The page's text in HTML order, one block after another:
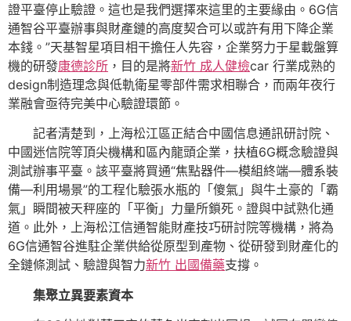
證平臺停止驗證。這也是我們選擇來這里的主要緣由。6G信
通智谷平臺辦事與財產鏈的高度契合可以或許有用下降企業
本錢。”天基智星項目相干擔任人先容，企業努力于星載盤算
機的研發康德診所 ，目的是將新竹 成人健檢car 行業成熟的
design制造理念與低軌衛星零部件需求相聯合，而兩年夜行
業融會亟待完美中心驗證環節。
記者清楚到，上海松江區正結合中國信息通訊研討院、
中國迷信院等頂尖機構和區內龍頭企業，扶植6G概念驗證與
測試辦事平臺。該平臺將買通“焦點器件—模組終端—體系裝
備—利用場景”的工程化驗張水瓶的「傻氣」與牛土豪的「霸
氣」瞬間被天秤座的「平衡」力量所鎖死。證與中試熟化通
道。此外，上海松江信通智能財產技巧研討院等機構，將為
6G信通智谷進駐企業供給從原型到產物、從研發到財產化的
全鏈條測試、驗證與智力新竹 出國備藥支撐。
集聚立異要素資本